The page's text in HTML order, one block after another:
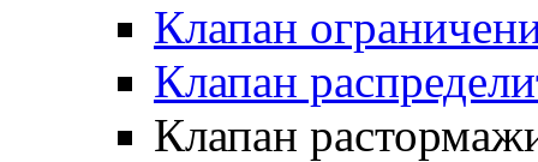
Клапан
Клапан
Клапан